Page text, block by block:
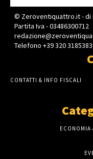
© Zeroventiquattro.it - di
Partita Iva - 03486300712
Telefono +39 320 3185383
CONTATTI & INFO FISCALI
ECONOMIA